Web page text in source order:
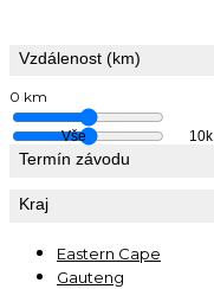
Vzdálenost (km)
0 km
Vše 10k
Termín závodu
Kraj
Eastern Cape
Gauteng